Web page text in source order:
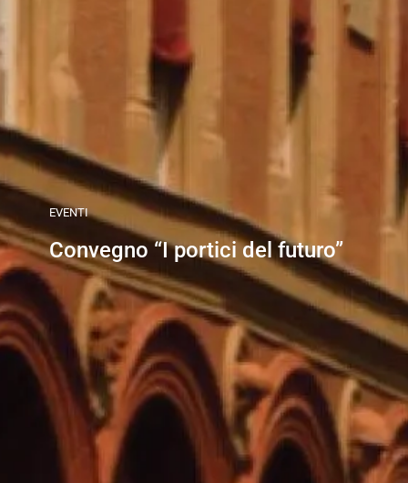
EVENTI
Convegno “I portici del futuro”